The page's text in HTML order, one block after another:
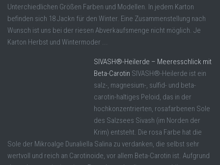
Unterchiedlichen Größen Farben und Modellen. In jedem Karton
befinden sich 18 Jackn für den Winter. Eine Zusammenstellung nach
Wunsch ist uns bei der riesen Abverkaufsmenge nicht möglich. Je
Karton Herbst und Wintermoder ...
SIVASH®-Heilerde – Meeresschlick mit
Beta-Carotin SIVASH®-Heilerde ist ein
salz-, magnesium-, sulfid- und beta-
carotin-haltiges Peloid, das in der
hochkonzentrierten, rosafarbenen Sole
des Salzsees Sivash (im Norden der
Krim) entsteht. Die rosa Farbe hat die
Sole der Mikroalge Dunaliella Salina zu verdanken, die selbst sehr
wertvoll und reich an Carotinoide, vor allem Beta-Carotin ist. Aufgrund